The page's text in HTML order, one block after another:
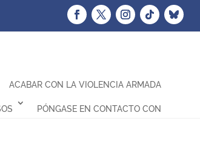
ACABAR CON LA VIOLENCIA ARMADA
PÓNGASE EN CONTACTO CON